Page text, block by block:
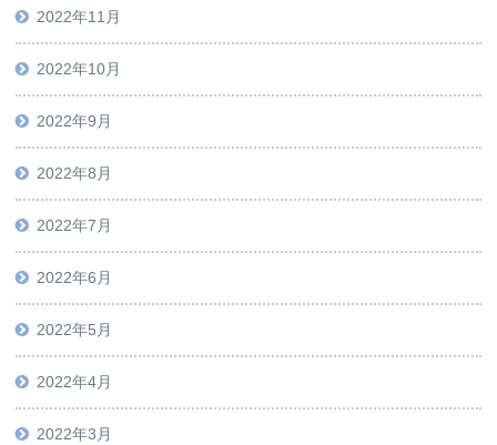
2022年11月
2022年10月
2022年9月
2022年8月
2022年7月
2022年6月
2022年5月
2022年4月
2022年3月